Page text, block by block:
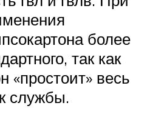
более
так как
«простоит» весь
службы.